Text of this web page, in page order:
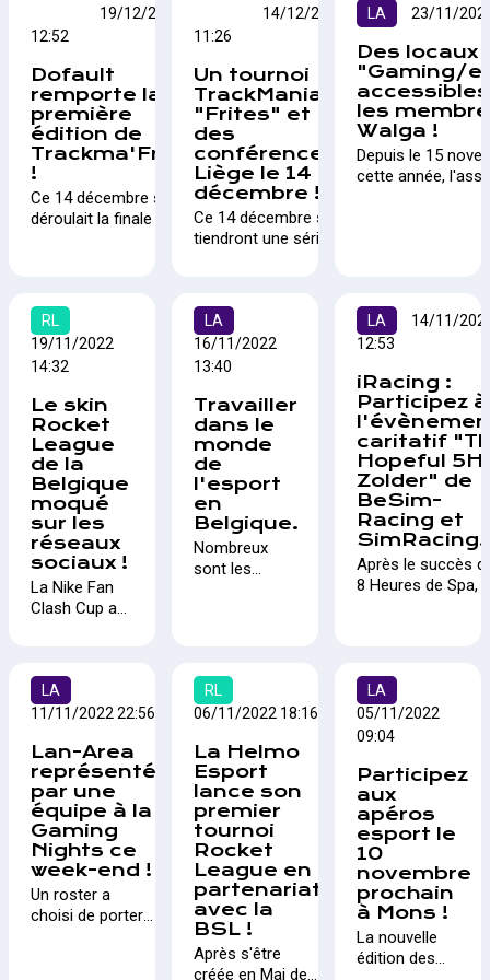
sur la carrière
professionnelle
dans le secteur
et les chances
d’y arriver !
mouvementé
pour l'esport
voici un petit
condensé des
évènements
présentiels en
approche. Une
chose est sûre,
le COVID et ses
contraintes
esport belge qu'on ne
présente plus :
Codename:Judgement.
structures !
19/12/2022
12:52
Dofault
remporte la
première
édition de
Trackma'Frites
!
Ce 14 décembre se
déroulait la finale en
autour de TrackMania.
Dofault, spécialiste
belge de la discipline
remporte cette
14/12/2022
11:26
Un tournoi
TrackMania
"Frites" et
des
conférences à
Liège le 14
décembre !
Ce 14 décembre se
tiendront une série de
métiers du gaming à la
haute école de la
Province de Liège,
showmatchs sur
Codename:Judgement
et la finale d'un tournoi
Trackma'Frites !
LA 23/11/
Des locaux
"Gaming/
les
Walga !
Depuis le 15
cette année,
réunion.
RL
19/11/2022
14:32
Le skin
Rocket
League
de la
Belgique
moqué
sur les
réseaux
sociaux !
La Nike Fan
Clash Cup a
League. A
l'instar de la
monde, les
joueurs du
monde entier
ont
l'opportunité
de défendre
les couleurs
de leur pays
en participant
LA
16/11/2022
13:40
Travailler
dans le
monde
de
l'esport
en
Belgique.
Nombreux
sont les
année qui
nous
approchent
les structures
belges qui
engagent
dans le
monde de
l'esport en
Belgique. Par
cet article,
nous
souhaitons
résumer l'état
LA
14/11/
12:53
iRacing :
Participez à
caritatif
Hopeful 5H
Zolder" de
BeSim-
Racing et
Après le succès
8 Heures de Spa,
gagnants ont
leur prix à une
caritative, BeSim-
cinq mois plus
avec une nouvelle
course iRacing.
LA
11/11/2022 22:56
Lan-Area
représenté
par une
équipe à la
Gaming
Nights ce
week-end !
Un roster a
choisi de porter
RL
06/11/2022 18:16
La Helmo
Esport
lance son
premier
tournoi
Rocket
League en
partenariat
avec la
BSL !
Après s'être
créée en Mai de
LA
05/11/2022
09:04
Participez
aux
apéros
esport le
10
novembre
prochain
à Mons !
La nouvelle
édition des